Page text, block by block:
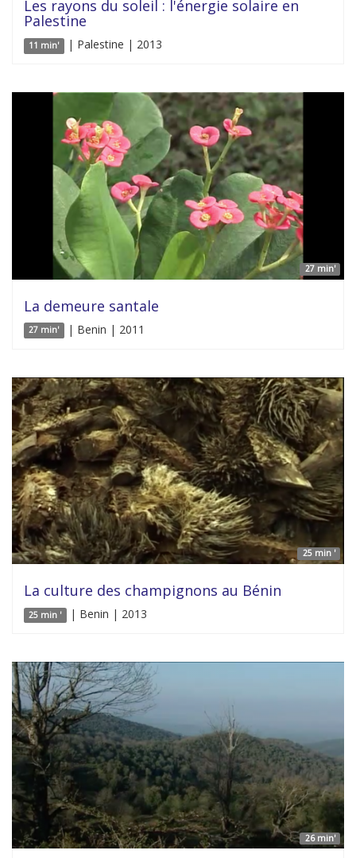
Les rayons du soleil : l'énergie solaire en
Palestine
11 min' | Palestine | 2013
27 min'
La demeure santale
27 min' | Benin | 2011
25 min '
La culture des champignons au Bénin
25 min ' | Benin | 2013
26 min'